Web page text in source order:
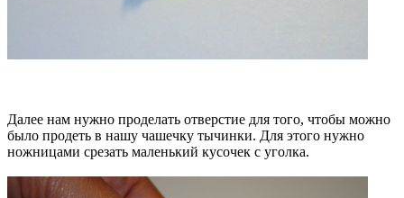
Далее нам нужно проделать отверстие для того, чтобы можно
было продеть в нашу чашечку тычинки. Для этого нужно
ножницами срезать маленький кусочек с уголка.